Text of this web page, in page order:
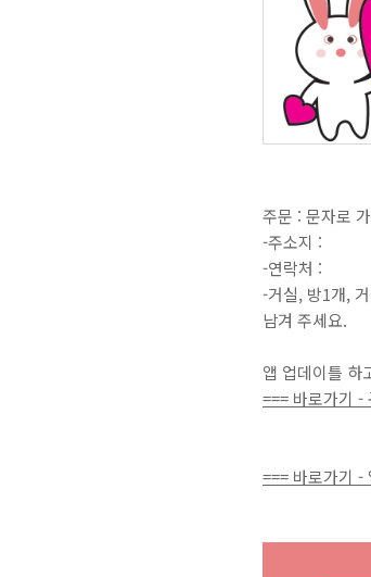
주문 : 문자로
-주소지 :
-연락처 :
-거실, 방1개,
남겨 주세요.
앱 업데이틀 하
=== 바로가기
=== 바로가기 -